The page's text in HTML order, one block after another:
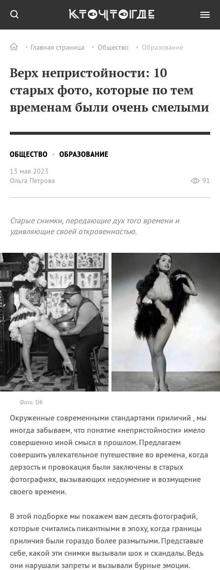
Главная страница Общество Образование
Верх непристойности: 10
старых фото, которые по тем
временам были очень смелыми
ОБЩЕСТВО
ОБРАЗОВАНИЕ
13 мая 2023
Ольга Петрова
91
Старые снимки, передающие дух того времени и
удивляющие своей откровенностью.
Фото: DR
Окруженные современными стандартами приличий , мы
иногда забываем, что понятие «непристойности» имело
совершенно иной смысл в прошлом. Предлагаем
совершить увлекательное путешествие во времена, когда
дерзость и провокация были заключены в старых
фотографиях, вызывающих недоумение и возмущение
своего времени.
В этой подборке мы покажем вам десять фотографий,
которые считались пикантными в эпоху, когда границы
приличия были гораздо более размытыми. Представьте
себе, какой эти снимки вызывали шок и скандалы. Ведь
они нарушали запреты и вызывали бурные эмоции.